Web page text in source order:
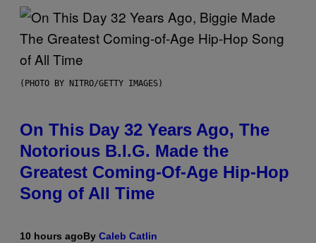
(PHOTO BY NITRO/GETTY IMAGES)
On This Day 32 Years Ago, The
Notorious B.I.G. Made the
Greatest Coming-Of-Age Hip-Hop
Song of All Time
10 hours agoBy Caleb Catlin